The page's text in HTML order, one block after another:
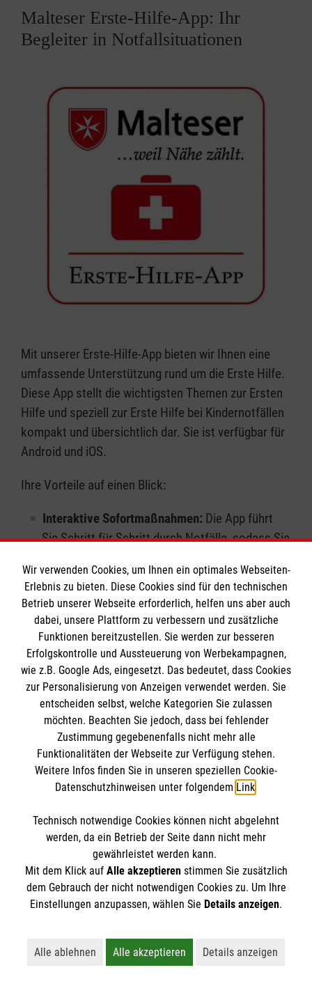
Malteser Erste-Hilfe-App: Ihr
Begleiter in Notfallsituationen
Mit unserer Erste-Hilfe-App bieten wir Ihnen eine
umfassende Unterstützung rund um die Erste Hilfe.
Diese App stellt die wichtigsten Themen zur Ersten
Hilfe und speziell zur Erste Hilfe bei Kindernotfällen
kompakt und übersichtlich dar. Sie ist verfügbar für
Android und iOS.
Ihre Vorteile auf einen Blick:
Interaktive Sofortmaßnahmen: Die App führt
Sie Schritt für Schritt durch Notfälle, sodass Sie
können.
Erste-Hilfe-Tipps:
Frischen Sie Ihre Kenntnisse
auf und vertiefen Sie Ihre Fähigkeiten mit
nützlichen Tipps zur Ersten Hilfe.
Kursbuchung:Buchen Sie direkt über die App
Ihren nächsten Erste-Hilfe-Kurs bei den
Maltesern und informieren Sie sich über das
vielfältige Kursangebot.
Informationen über die Malteser: Erfahren Sie
mehr über die verschiedenen Dienste und
Aktivitäten der Malteser.
Regelmäßige Updates:Bleiben Sie stets
saisonale Push-Benachrichtigungen, die Sie
über die neuesten Entwicklungen und Tipps zur
Ersten Hilfe auf dem Laufenden halten.
Die kostenlose Erste-Hilfe-App der Malteser leistet
Bevölkerung. Sie bietet wertvolle Unterstützung in
Notfallsituationen und hilft Ihnen, schnell und sicher
Wir verwenden Cookies, um Ihnen ein optimales Webseiten-
Erlebnis zu bieten. Diese Cookies sind für den technischen
Betrieb unserer Webseite erforderlich, helfen uns aber auch
dabei, unsere Plattform zu verbessern und zusätzliche
Funktionen bereitzustellen. Sie werden zur besseren
Erfolgskontrolle und Aussteuerung von Werbekampagnen,
wie z.B. Google Ads, eingesetzt. Das bedeutet, dass Cookies
zur Personalisierung von Anzeigen verwendet werden. Sie
entscheiden selbst, welche Kategorien Sie zulassen
möchten. Beachten Sie jedoch, dass bei fehlender
Zustimmung gegebenenfalls nicht mehr alle
Funktionalitäten der Webseite zur Verfügung stehen.
Weitere Infos finden Sie in unseren speziellen Cookie-
Datenschutzhinweisen unter folgendem Link.
Technisch notwendige Cookies können nicht abgelehnt
werden, da ein Betrieb der Seite dann nicht mehr
gewährleistet werden kann.
Mit dem Klick auf Alle akzeptierenstimmen Sie zusätzlich
dem Gebrauch der nicht notwendigen Cookies zu. Um Ihre
Einstellungen anzupassen, wählen Sie Details anzeigen.
Alle ablehnen
Lehnt alle nicht-essentiellen Cookies ab
Alle akzeptieren
Akzeptiert alle Cookies
Details anzeigen